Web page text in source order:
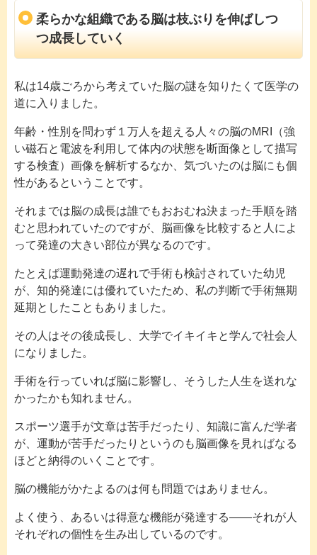
柔らかな組織である脳は枝ぶりを伸ばしつ
つ成長していく
私は14歳ごろから考えていた脳の謎を知りたくて医学の
道に入りました。
年齢・性別を問わず１万人を超える人々の脳のMRI（強
い磁石と電波を利用して体内の状態を断面像として描写
する検査）画像を解析するなか、気づいたのは脳にも個
性があるということです。
それまでは脳の成長は誰でもおおむね決まった手順を踏
むと思われていたのですが、脳画像を比較すると人によ
って発達の大きい部位が異なるのです。
たとえば運動発達の遅れで手術も検討されていた幼児
が、知的発達には優れていたため、私の判断で手術無期
延期としたこともありました。
その人はその後成長し、大学でイキイキと学んで社会人
になりました。
手術を行っていれば脳に影響し、そうした人生を送れな
かったかも知れません。
スポーツ選手が文章は苦手だったり、知識に富んだ学者
が、運動が苦手だったりというのも脳画像を見ればなる
ほどと納得のいくことです。
脳の機能がかたよるのは何も問題ではありません。
よく使う、あるいは得意な機能が発達する――それが人
それぞれの個性を生み出しているのです。